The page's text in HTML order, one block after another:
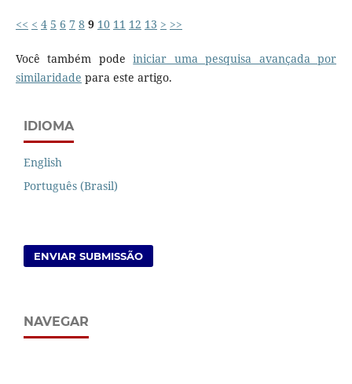
<< < 4 5 6 7 8 9 10 11 12 13 > >>
Você também podeiniciar uma pesquisa avançada por
similaridade para este artigo.
IDIOMA
English
Português (Brasil)
ENVIAR SUBMISSÃO
NAVEGAR